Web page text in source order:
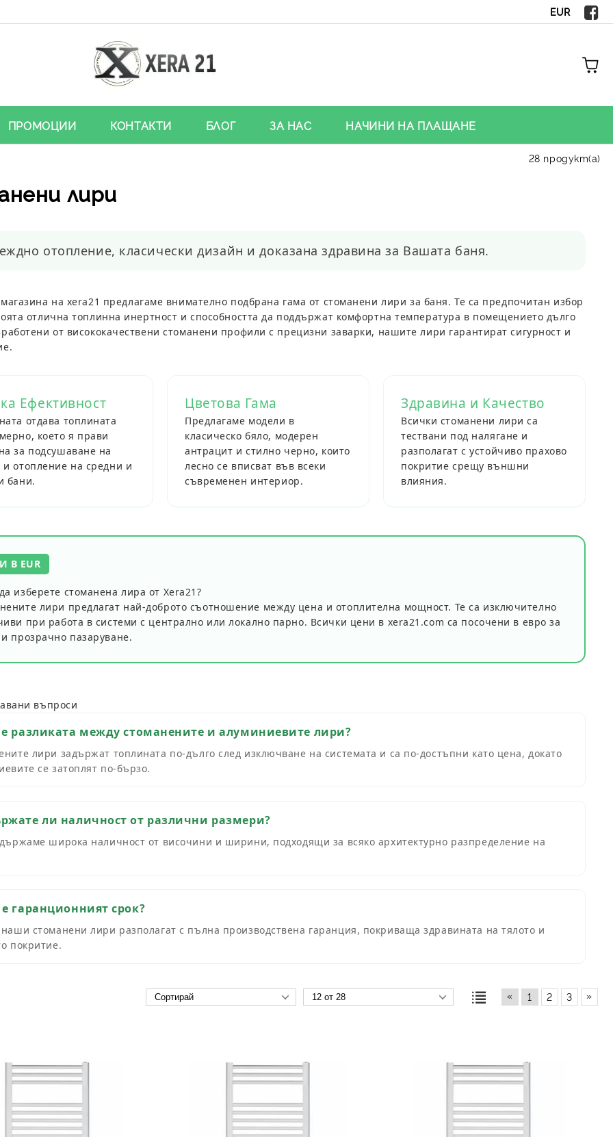
EUR
ПРОМОЦИИ КОНТАКТИ БЛОГ ЗА НАС НАЧИНИ НА ПЛАЩАНЕ
лири
отопление, класически дизайн и доказана здравина за Вашата баня.
на xera21 предлагаме внимателно подбрана гама от стоманени лири за баня. Те са предпочитан избор
отлична топлинна инертност и способността да поддържат комфортна температура в помещението дълго
от висококачествени стоманени профили с прецизни заварки, нашите лири гарантират сигурност и
Ефективност
отдава топлината
което я прави
за подсушаване на
и отопление на средни и
бани.
Цветова Гама
Предлагаме модели в
класическо бяло, модерен
антрацит и стилно черно, които
лесно се вписват във всеки
съвременен интериор.
Здравина и Качество
Всички стоманени лири са
тествани под налягане и
разполагат с устойчиво прахово
покритие срещу външни
влияния.
В EUR
изберете стоманена лира от Xera21?
лири предлагат най-доброто съотношение между цена и отоплителна мощност. Те са изключително
при работа в системи с централно или локално парно. Всички цени в xera21.com са посочени в евро за
прозрачно пазаруване.
въпроси
разликата между стоманените и алуминиевите лири?
лири задържат топлината по-дълго след изключване на системата и са по-достъпни като цена, докато
се затоплят по-бързо.
ли наличност от различни размери?
широка наличност от височини и ширини, подходящи за всяко архитектурно разпределение на
гаранционният срок?
стоманени лири разполагат с пълна производствена гаранция, покриваща здравината на тялото и
покритие.
28 продукт(а)
« 1 2 3 »